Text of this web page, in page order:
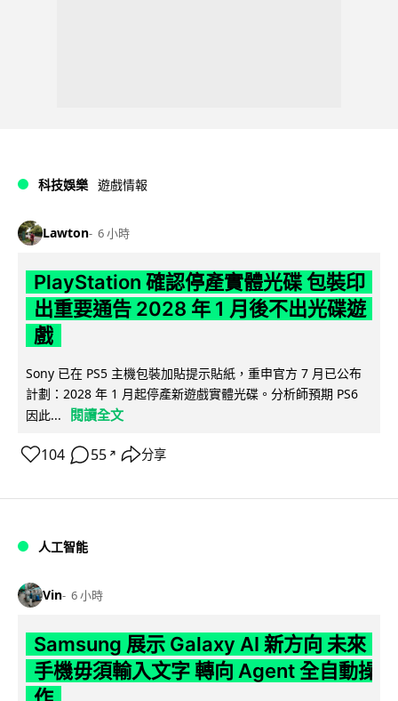
科技娛樂 遊戲情報
Lawton 6 小時
PlayStation 確認停產實體光碟 包裝印
出重要通告 2028 年 1 月後不出光碟遊
戲
Sony 已在 PS5 主機包裝加貼提示貼紙，重申官方 7 月已公布
計劃：2028 年 1 月起停產新遊戲實體光碟。分析師預期 PS6
因此...
閱讀全文
104 55 ↗ 分享
人工智能
Vin 6 小時
Samsung 展示 Galaxy AI 新方向 未來
手機毋須輸入文字 轉向 Agent 全自動操